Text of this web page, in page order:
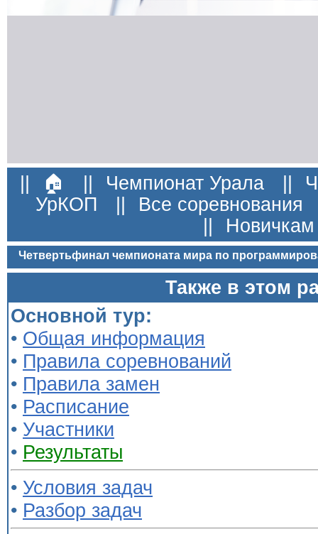
|| 🏠 || Чемпионат Урала ||
УрКОП
|| Все соревнования
||
Новичкам
Четвертьфинал чемпионата мира по
Также в этом
Основной тур:
• Общая информация
• Правила соревнований
• Правила замен
• Расписание
• Участники
• Результаты
• Условия задач
• Разбор задач